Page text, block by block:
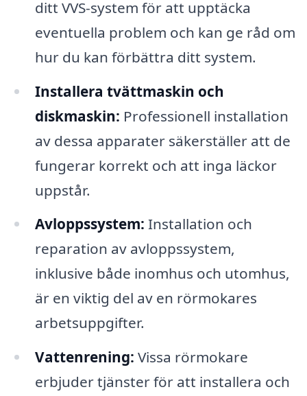
ditt VVS-system för att upptäcka
eventuella problem och kan ge råd om
hur du kan förbättra ditt system.
Installera tvättmaskin och
diskmaskin: Professionell installation
av dessa apparater säkerställer att de
fungerar korrekt och att inga läckor
uppstår.
Avloppssystem: Installation och
reparation av avloppssystem,
inklusive både inomhus och utomhus,
är en viktig del av en rörmokares
arbetsuppgifter.
Vattenrening: Vissa rörmokare
erbjuder tjänster för att installera och